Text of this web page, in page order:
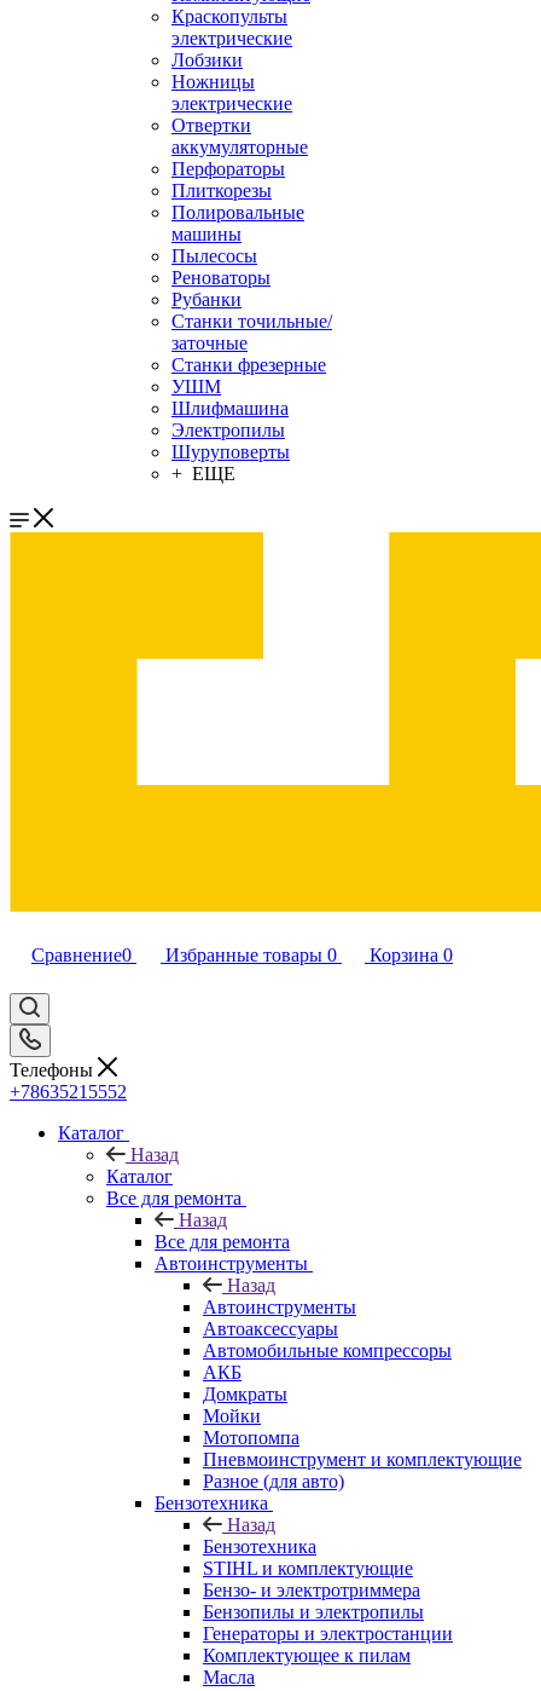
Краскопульты
электрические
Лобзики
Ножницы
электрические
Отвертки
аккумуляторные
Перфораторы
Плиткорезы
Полировальные
машины
Пылесосы
Реноваторы
Рубанки
Станки точильные/
заточные
Станки фрезерные
УШМ
Шлифмашина
Электропилы
Шуруповерты
+ ЕЩЕ
Сравнение0 Избранные товары 0 Корзина 0
Телефоны
+78635215552
Каталог
Назад
Каталог
Все для ремонта
Назад
Все для ремонта
Автоинструменты
Назад
Автоинструменты
Автоаксессуары
Автомобильные компрессоры
АКБ
Домкраты
Мойки
Мотопомпа
Пневмоинструмент и комплектующие
Разное (для авто)
Бензотехника
Назад
Бензотехника
STIHL и комплектующие
Бензо- и электротриммера
Бензопилы и электропилы
Генераторы и электростанции
Комплектующее к пилам
Масла